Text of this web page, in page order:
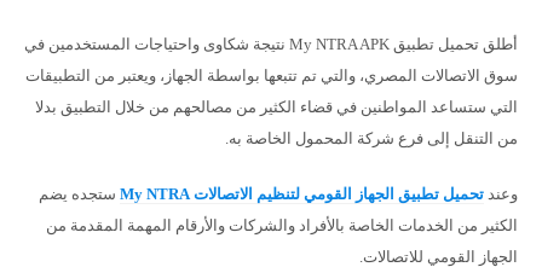
أطلق تحميل تطبيق My NTRA APK نتيجة شكاوى واحتياجات المستخدمين في
سوق الاتصالات المصري، والتي تم تتبعها بواسطة الجهاز، ويعتبر من التطبيقات
التي ستساعد المواطنين في قضاء الكثير من مصالحهم من خلال التطبيق بدلا
من التنقل إلى فرع شركة المحمول الخاصة به.
وعند تحميل تطبيق الجهاز القومي لتنظيم الاتصالات My NTRA
ستجده يضم
الكثير من الخدمات الخاصة بالأفراد والشركات والأرقام المهمة المقدمة من
الجهاز القومي للاتصالات.